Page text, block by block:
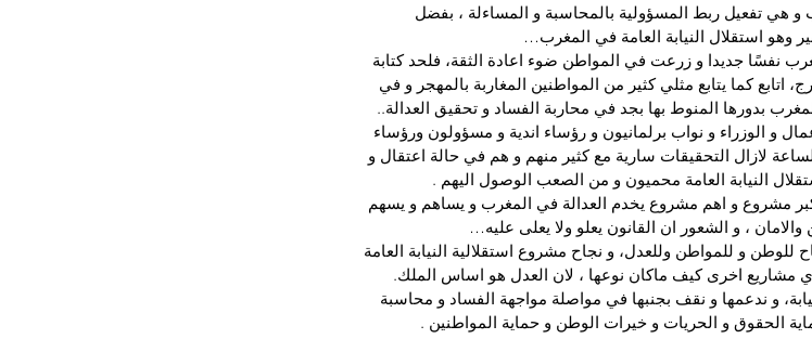
و هي تفعيل ربط المسؤولية بالمحاسبة و المساءلة ، بفضل
وهو استقلال النيابة العامة في المغرب…
نفسًا جديدا و زرعت في المواطن ضوء اعادة الثقة، فلحد كتابة
اتابع كما يتابع مثلي كثير من المواطنين المغاربة بالمهجر و في
بدورها المنوط بها بجد في محاربة الفساد و تحقيق العدالة..
الاعمال و الوزراء و نواب برلمانيون و رؤساء اندية و مسؤولون ورؤساء
لازال التحقيقات سارية مع كثير منهم و هم في حالة اعتقال و
النيابة العامة محميون و من الصعب الوصول اليهم .
اكبر مشروع و اهم مشروع يخدم العدالة في المغرب و يساهم و يسهم
، و الشعور ان القانون يعلو ولا يعلى عليه…
للوطن و للمواطن وللعدل، و نجاح مشروع استقلالية النيابة العامة
مشاريع اخرى كيف ماكان نوعها ، لان العدل هو اساس الملك.
و ندعمها و نقف بجنبها في مواصلة مواجهة الفساد و محاسبة
الحقوق و الحريات و خيرات الوطن و حماية المواطنين .